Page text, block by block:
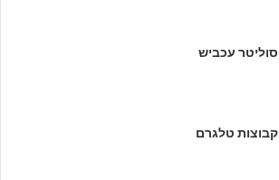
סוליטר עכביש
קבוצות טלגרם